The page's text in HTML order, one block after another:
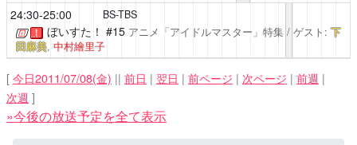
24:30-25:00 BS-TBS
！ ぼいすた！ #15 アニメ「アイドルマスター」特集 / ゲスト:下
田麻美, 中村繪里子
[ 今日2011/07/08(金) || 前日 | 翌日 | 前ページ | 次ページ | 前週 |
次週 ]
»今後の放送予定を全て表示